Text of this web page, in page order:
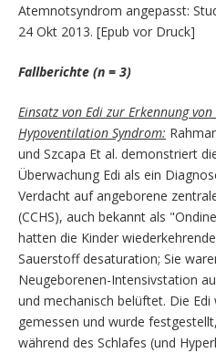
Atemnotsyndrom angepasst:
24 Okt 2013. [Epub vor Druck]
Fallberichte (n = 3)
Einsatz von Edi zur Erkennung
Hypoventilation Syndrom:
und Szcapa Et al. demonstriert
Überwachung Edi als ein
Verdacht auf angeborene
(CCHS), auch bekannt als
hatten die Kinder
Sauerstoff desaturation; Sie
Neugeborenen-Intensivstation
und mechanisch belüftet. Die
gemessen und wurde
während des Schlafes (und